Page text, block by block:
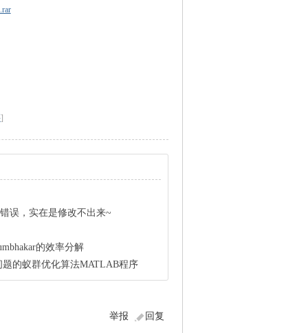
]
误，实在是修改不出来~
的效率分解
的蚁群优化算法MATLAB程序
回复
举报